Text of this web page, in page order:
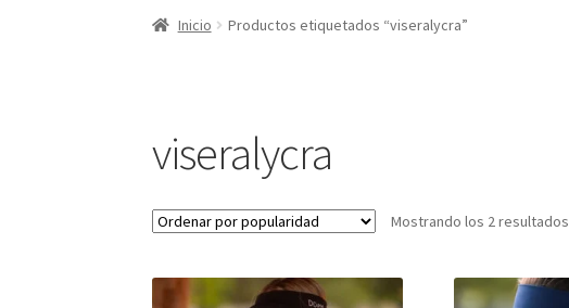
Inicio Productos etiquetados “viseralycra”
viseralycra
Mostrando los 2 resultados